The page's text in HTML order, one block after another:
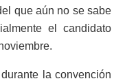
que aún no se sabe
el candidato
la convención